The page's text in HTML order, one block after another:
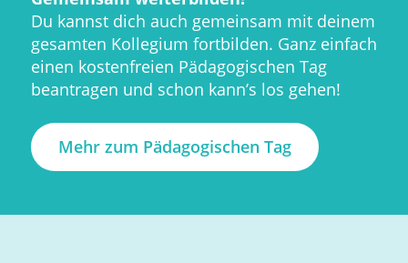
Du kannst dich auch gemeinsam mit deinem
gesamten Kollegium fortbilden. Ganz einfach
einen kostenfreien Pädagogischen Tag
beantragen und schon kann’s los gehen!
Mehr zum Pädagogischen Tag